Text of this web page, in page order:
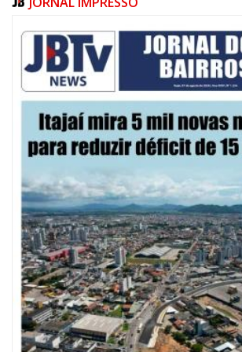
07/08/2026 | 10:15
Defesa Civil de Itajaí e Univali ampliam
novo marégrafo
NAVEGANTES